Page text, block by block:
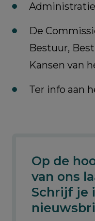
De
Bestuur,
Kansen van
Ter info aan
Op de
van ons
Schrijf je